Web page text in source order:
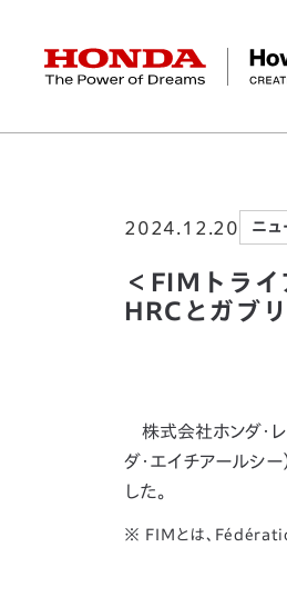
HONDA The Power of
社長メッセージ 経営方針
バイク パワープロダ
テクノロジー デ
ESGレポート Honda Report
IR資料室 財務・
ニュースルーム
Discover Honda
2024.12.20 ニュ
＜FIMトライ
HRCとガブ
株式会社ホンダ・レ
ダ・エイチアールシ
した。
※ FIMとは､